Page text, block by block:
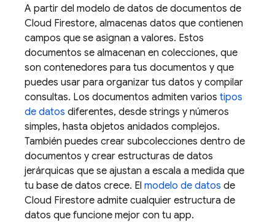
A partir del modelo de datos de documentos de
Cloud Firestore, almacenas datos que contienen
campos que se asignan a valores. Estos
documentos se almacenan en colecciones, que
son contenedores para tus documentos y que
puedes usar para organizar tus datos y compilar
consultas. Los documentos admiten varios tipos
de datos diferentes, desde strings y números
simples, hasta objetos anidados complejos.
También puedes crear subcolecciones dentro de
documentos y crear estructuras de datos
jerárquicas que se ajustan a escala a medida que
tu base de datos crece. El modelo de datos de
Cloud Firestore admite cualquier estructura de
datos que funcione mejor con tu app.